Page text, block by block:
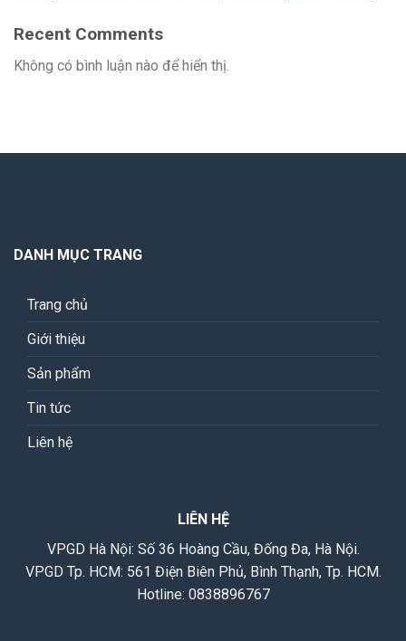
Recent Comments
Không có bình luận nào để hiển thị.
DANH MỤC TRANG
Trang chủ
Giới thiệu
Sản phẩm
Tin tức
Liên hệ
LIÊN HỆ
VPGD Hà Nội: Số 36 Hoàng Cầu, Đống Đa, Hà Nội.
VPGD Tp. HCM: 561 Điện Biên Phủ, Bình Thạnh, Tp. HCM.
Hotline: 0838896767